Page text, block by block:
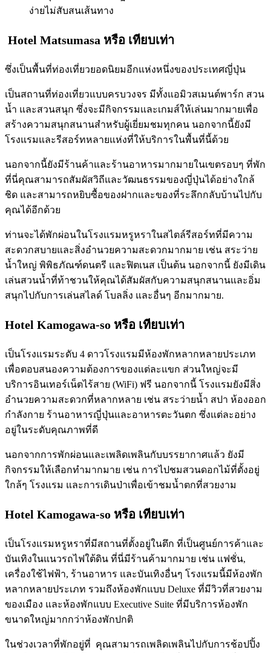
ง่ายไม่สับสนเส้นทาง
Hotel Matsumasa หรือ เทียบเท่า
ซึ่งเป็นพื้นที่ท่องเที่ยวยอดนิยมอีกแห่งหนึ่งของประเทศญี่ปุ่น
เป็นสถานที่ท่องเที่ยวแบบครบวงจร มีทั้งแอมิวสเมนต์พาร์ก สวน
น้ำ และสวนสนุก ซึ่งจะมีกิจกรรมและเกมส์ให้เล่นมากมายเพื่อ
สร้างความสนุกสนานสำหรับผู้เยี่ยมชมทุกคน นอกจากนี้ยังมี
โรงแรมและรีสอร์ทหลายแห่งที่ให้บริการในพื้นที่นี้ด้วย
นอกจากนี้ยังมีร้านค้าและร้านอาหารมากมายในเขตรอบๆ ที่พัก
ที่นี่คุณสามารถสัมผัสวิถีและวัฒนธรรมของญี่ปุ่นได้อย่างใกล้
ชิด และสามารถหยิบซื้อของฝากและของที่ระลึกกลับบ้านไปกับ
คุณได้อีกด้วย
ท่านจะได้พักผ่อนในโรงแรมหรูหราในสไตล์รีสอร์ทที่มีความ
สะดวกสบายและสิ่งอำนวยความสะดวกมากมาย เช่น สระว่าย
น้ำใหญ่ พิพิธภัณฑ์ดนตรี และฟิตเนส เป็นต้น นอกจากนี้ ยังมีเดิน
เล่นสวนน้ำที่ท้าชวนให้คุณได้สัมผัสกับความสนุกสนานและอิ่ม
สนุกไปกับการเล่นสไลด์ โบลลิ่ง และอื่นๆ อีกมากมาย.
Hotel Kamogawa-so หรือ เทียบเท่า
เป็นโรงแรมระดับ 4 ดาวโรงแรมมีห้องพักหลากหลายประเภท
เพื่อตอบสนองความต้องการของแต่ละแขก ส่วนใหญ่จะมี
บริการอินเทอร์เน็ตไร้สาย (WiFi) ฟรี นอกจากนี้ โรงแรมยังมีสิ่ง
อำนวยความสะดวกที่หลากหลาย เช่น สระว่ายน้ำ สปา ห้องออก
กำลังกาย ร้านอาหารญี่ปุ่นและอาหารตะวันตก ซึ่งแต่ละอย่าง
อยู่ในระดับคุณภาพที่ดี
นอกจากการพักผ่อนและเพลิดเพลินกับบรรยากาศแล้ว ยังมี
กิจกรรมให้เลือกทำมากมาย เช่น การไปชมสวนดอกไม้ที่ตั้งอยู่
ใกล้ๆ โรงแรม และการเดินป่าเพื่อเข้าชมน้ำตกที่สวยงาม
Hotel Kamogawa-so หรือ เทียบเท่า
เป็นโรงแรมหรูหราที่มีสถานที่ตั้งอยู่ในตึก ที่เป็นศูนย์การค้าและ
บันเทิงในแนวรถไฟใต้ดิน ที่นี่มีร้านค้ามากมาย เช่น แฟชั่น,
เครื่องใช้ไฟฟ้า, ร้านอาหาร และบันเทิงอื่นๆ โรงแรมนี้มีห้องพัก
หลากหลายประเภท รวมถึงห้องพักแบบ Deluxe ที่มีวิวที่สวยงาม
ของเมือง และห้องพักแบบ Executive Suite ที่มีบริการห้องพัก
ขนาดใหญ่มากกว่าห้องพักปกติ
ในช่วงเวลาที่พักอยู่ที่ คุณสามารถเพลิดเพลินไปกับการช้อปปิ้ง